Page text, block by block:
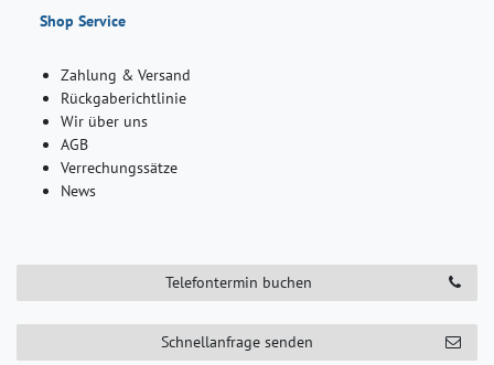
Shop Service
Zahlung & Versand
Rückgaberichtlinie
Wir über uns
AGB
Verrechungssätze
News
Telefontermin buchen
Schnellanfrage senden